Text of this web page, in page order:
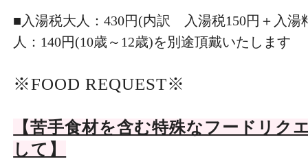
■入湯税大人：430円(内訳 入湯税150円＋入湯
人：140円(10歳～12歳)を別途頂戴いたします
※FOOD REQUEST※
【苦手食材を含む特殊なフードリク
して】